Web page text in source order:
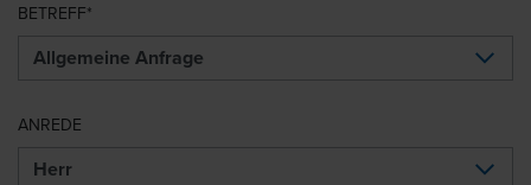
BETREFF
ANREDE